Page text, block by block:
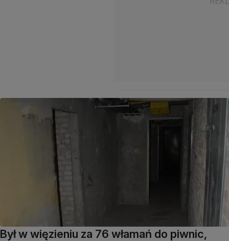
Był w więzieniu za 76 włamań do piwnic,